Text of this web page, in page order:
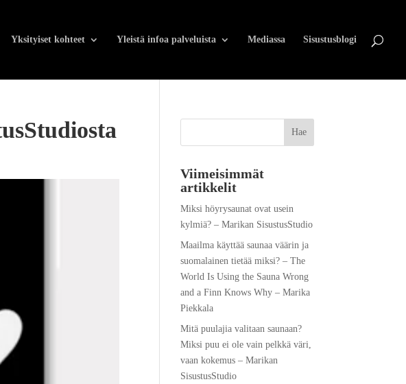
Yksityiset kohteet Yleistä infoa palveluista Mediassa Sisustusblogi
Viimeisimmät
artikkelit
Miksi höyrysaunat ovat usein
kylmiä? – Marikan SisustusStudio
Maailma käyttää saunaa väärin ja
suomalainen tietää miksi? – The
World Is Using the Sauna Wrong
and a Finn Knows Why – Marika
Piekkala
Mitä puulajia valitaan saunaan?
Miksi puu ei ole vain pelkkä väri,
vaan kokemus – Marikan
SisustusStudio